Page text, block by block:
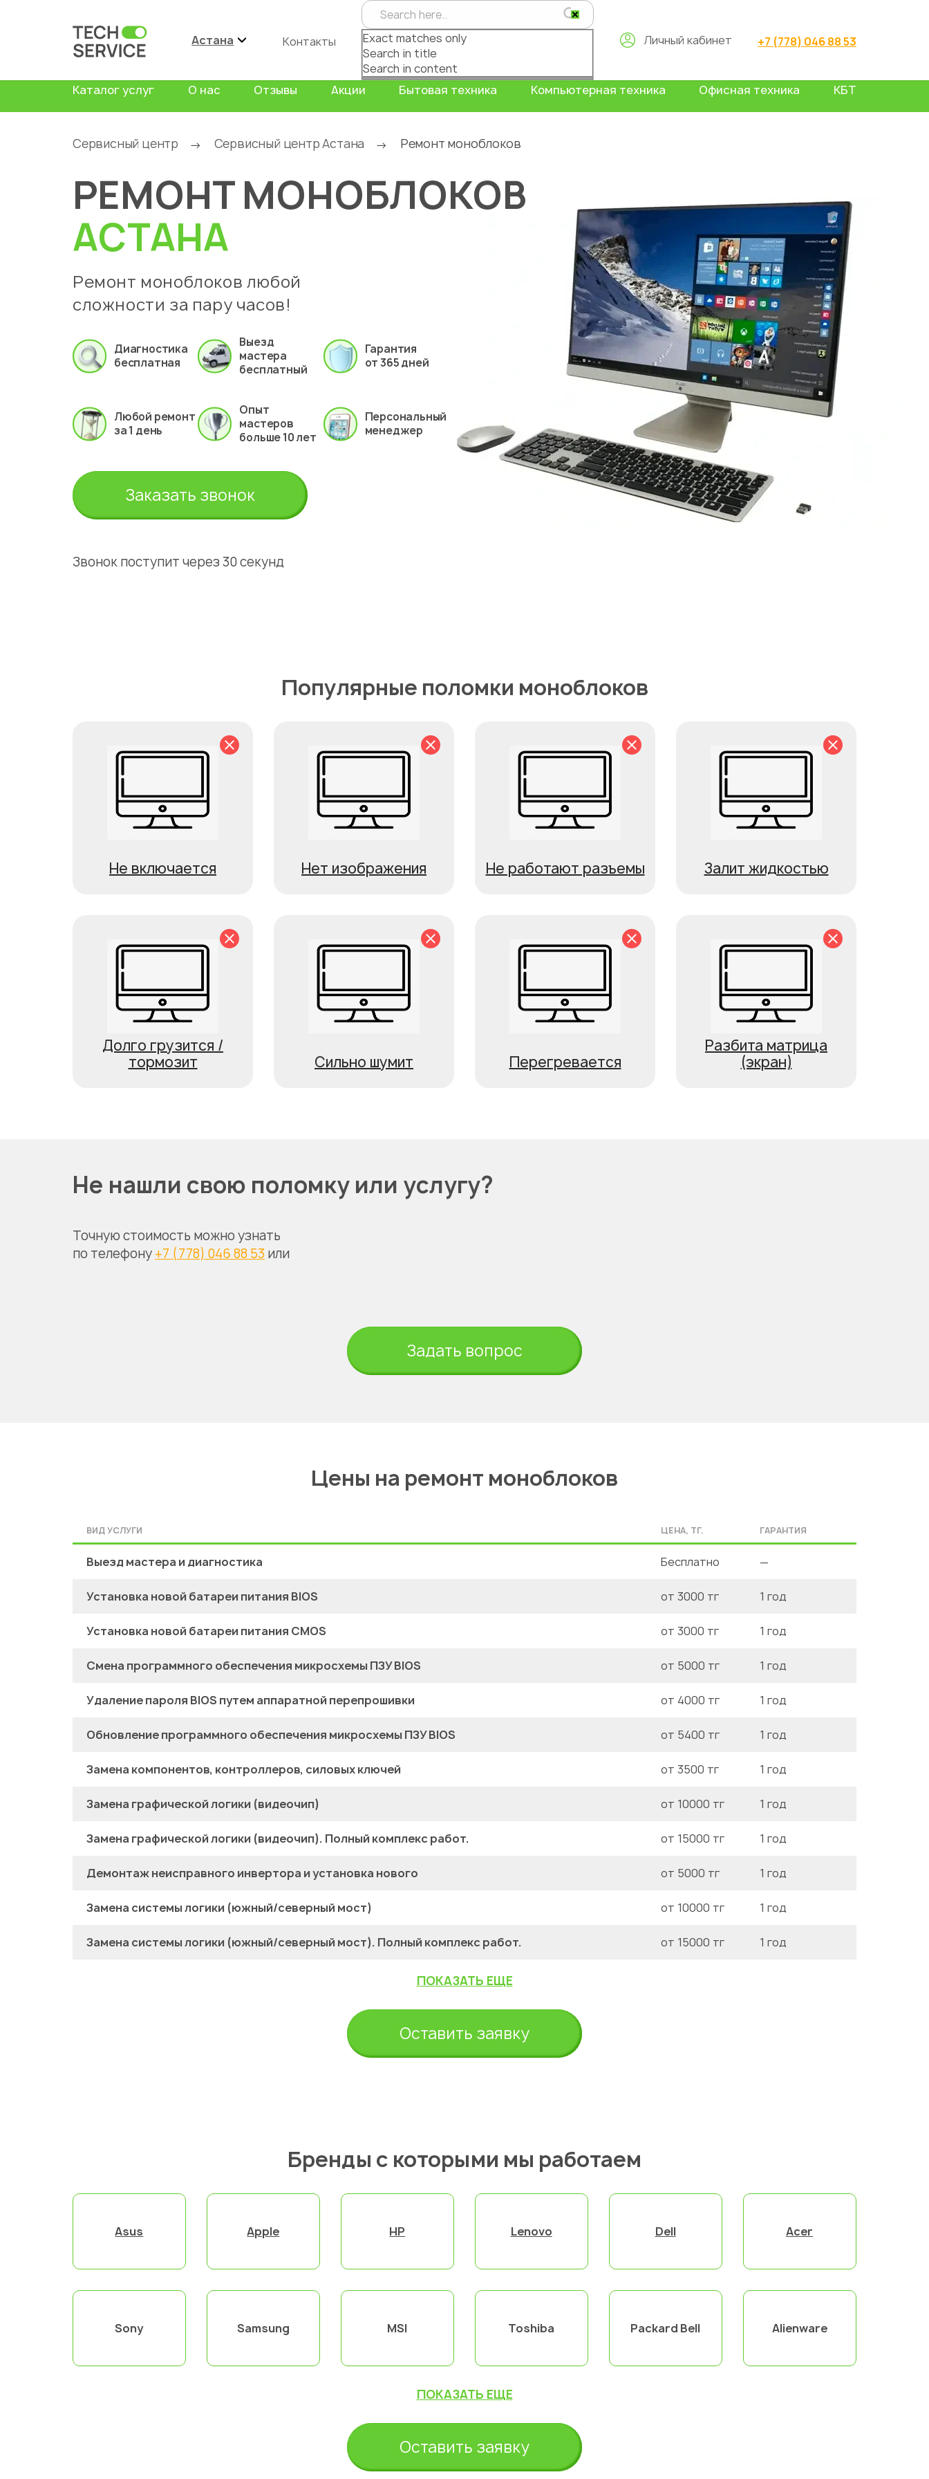
Астана Контакты
Exact matches only
Search in title
Search in content
Личный кабинет +7 (778) 046 88 53
Каталог услуг О нас Отзывы Акции Бытовая техника Компьютерная техника Офисная техника КБТ
Сервисный центр → Сервисный центр Астана → Ремонт моноблоков
РЕМОНТ МОНОБЛОКОВ
АСТАНА
Ремонт моноблоков любой
сложности за пару часов!
Диагностика
бесплатная
Выезд
мастера
бесплатный
Гарантия
от 365 дней
Любой ремонт
за 1 день
Опыт
мастеров
больше 10 лет
Персональный
менеджер
Заказать звонок
Звонок поступит через 30 секунд
Популярные поломки моноблоков
Не включается Нет изображения Не работают разъемы Залит жидкостью
Долго грузится /
тормозит
Сильно шумит Перегревается
Разбита матрица
(экран)
Не нашли свою поломку или услугу?
Точную стоимость можно узнать
по телефону +7 (778) 046 88 53 или
Задать вопрос
Цены на ремонт моноблоков
ВИД УСЛУГИ ЦЕНА, ТГ. ГАРАНТИЯ
Выезд мастера и диагностика Бесплатно —
Установка новой батареи питания BIOS от 3000 тг 1 год
Установка новой батареи питания CMOS от 3000 тг 1 год
Смена программного обеспечения микросхемы ПЗУ BIOS от 5000 тг 1 год
Удаление пароля BIOS путем аппаратной перепрошивки от 4000 тг 1 год
Обновление программного обеспечения микросхемы ПЗУ BIOS от 5400 тг 1 год
Замена компонентов, контроллеров, силовых ключей от 3500 тг 1 год
Замена графической логики (видеочип) от 10000 тг 1 год
Замена графической логики (видеочип). Полный комплекс работ. от 15000 тг 1 год
Демонтаж неисправного инвертора и установка нового от 5000 тг 1 год
Замена системы логики (южный/северный мост) от 10000 тг 1 год
Замена системы логики (южный/северный мост). Полный комплекс работ. от 15000 тг 1 год
ПОКАЗАТЬ ЕЩЕ
Оставить заявку
Бренды с которыми мы работаем
Asus Apple HP Lenovo Dell Acer
Sony Samsung MSI Toshiba Packard Bell Alienware
ПОКАЗАТЬ ЕЩЕ
Оставить заявку